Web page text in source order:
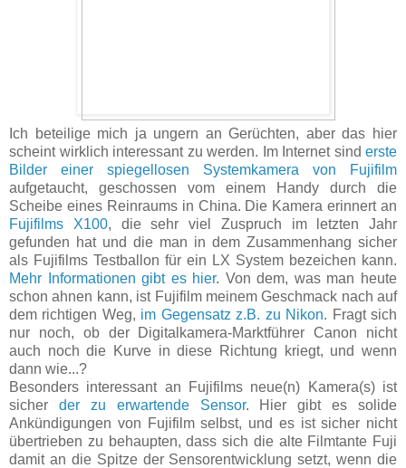
Ich beteilige mich ja ungern an Gerüchten, aber das hier
scheint wirklich interessant zu werden. Im Internet sind erste
Bilder einer spiegellosen Systemkamera von Fujifilm
aufgetaucht, geschossen vom einem Handy durch die
Scheibe eines Reinraums in China. Die Kamera erinnert an
Fujifilms X100, die sehr viel Zuspruch im letzten Jahr
gefunden hat und die man in dem Zusammenhang sicher
als Fujifilms Testballon für ein LX System bezeichen kann.
Mehr Informationen gibt es hier. Von dem, was man heute
schon ahnen kann, ist Fujifilm meinem Geschmack nach auf
dem richtigen Weg, im Gegensatz z.B. zu Nikon. Fragt sich
nur noch, ob der Digitalkamera-Marktführer Canon nicht
auch noch die Kurve in diese Richtung kriegt, und wenn
dann wie...?
Besonders interessant an Fujifilms neue(n) Kamera(s) ist
sicher der zu erwartende Sensor. Hier gibt es solide
Ankündigungen von Fujifilm selbst, und es ist sicher nicht
übertrieben zu behaupten, dass sich die alte Filmtante Fuji
damit an die Spitze der Sensorentwicklung setzt, wenn die